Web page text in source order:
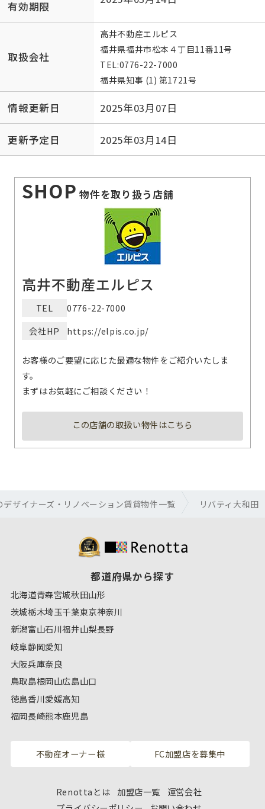
有効期限
取扱会社
高井不動産エルピス
福井県福井市松本４丁目11番11号
TEL:0776-22-7000
福井県知事 (1) 第1721号
情報更新日 2025年03月07日
更新予定日 2025年03月14日
SHOP 物件を取り扱う店舗
高井不動産エルピス
TEL
0776-22-7000
会社HP
https://elpis.co.jp/
お客様のご要望に応じた最適な物件をご紹介いたしま
す。
まずはお気軽にご相談ください！
この店舗の取扱い物件はこちら
デザイナーズ・リノベーション賃貸物件一覧 リバティ大和田
都道府県から探す
北海道青森宮城秋田山形
茨城栃木埼玉千葉東京神奈川
新潟富山石川福井山梨長野
岐阜静岡愛知
大阪兵庫奈良
鳥取島根岡山広島山口
徳島香川愛媛高知
福岡長崎熊本鹿児島
不動産オーナー様 FC加盟店を募集中
Renottaとは 加盟店一覧
運営会社